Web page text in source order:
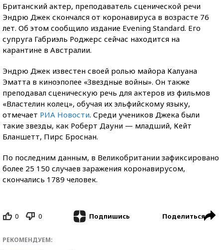
Британский актер, преподаватель сценической речи
Эндрю Джек скончался от коронавируса в возрасте 76
лет. Об этом сообщило издание Evening Standard. Его
супруга Габриэль Роджерс сейчас находится на
карантине в Австралии.
Эндрю Джек известен своей ролью майора Калуана
Эматта в киноэпопее «Звездные войны». Он также
преподавал сценическую речь для актеров из фильмов
«Властелин колец», обучая их эльфийскому языку,
отмечает РИА Новости. Среди учеников Джека были
такие звезды, как Роберт Дауни — младший, Кейт
Бланшетт, Пирс Броснан.
По последним данным, в Великобритании зафиксировано
более 25 150 случаев заражения коронавирусом,
скончались 1789 человек.
0 0 Подпишись Поделиться
РЕКОМЕНДУЕМ: